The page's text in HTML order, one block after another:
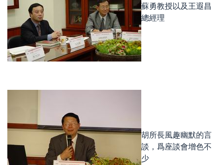
蘇勇教授以及王遐昌
總經理
胡所長風趣幽默的言
談，爲座談會增色不
少